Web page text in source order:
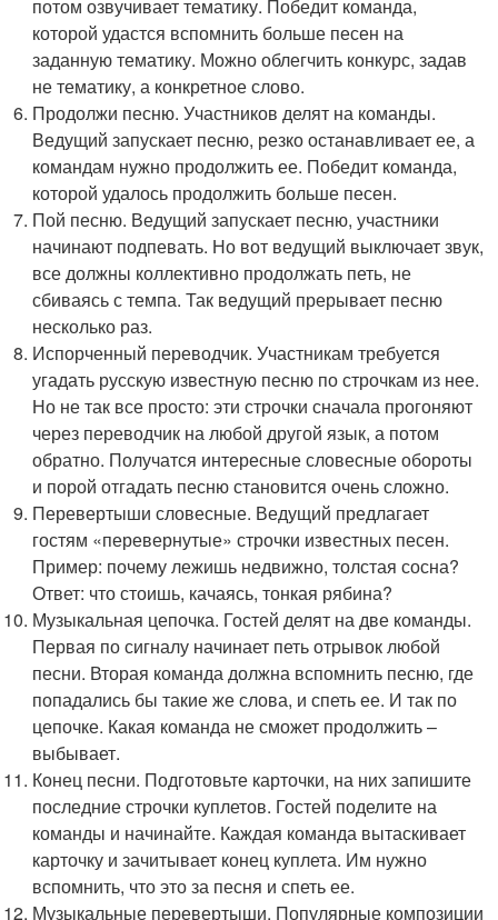
потом озвучивает тематику. Победит команда,
которой удастся вспомнить больше песен на
заданную тематику. Можно облегчить конкурс, задав
не тематику, а конкретное слово.
Продолжи песню. Участников делят на команды.
Ведущий запускает песню, резко останавливает ее, а
командам нужно продолжить ее. Победит команда,
которой удалось продолжить больше песен.
Пой песню. Ведущий запускает песню, участники
начинают подпевать. Но вот ведущий выключает звук,
все должны коллективно продолжать петь, не
сбиваясь с темпа. Так ведущий прерывает песню
несколько раз.
Испорченный переводчик. Участникам требуется
угадать русскую известную песню по строчкам из нее.
Но не так все просто: эти строчки сначала прогоняют
через переводчик на любой другой язык, а потом
обратно. Получатся интересные словесные обороты
и порой отгадать песню становится очень сложно.
Перевертыши словесные. Ведущий предлагает
гостям «перевернутые» строчки известных песен.
Пример: почему лежишь недвижно, толстая сосна?
Ответ: что стоишь, качаясь, тонкая рябина?
Музыкальная цепочка. Гостей делят на две команды.
Первая по сигналу начинает петь отрывок любой
песни. Вторая команда должна вспомнить песню, где
попадались бы такие же слова, и спеть ее. И так по
цепочке. Какая команда не сможет продолжить –
выбывает.
Конец песни. Подготовьте карточки, на них запишите
последние строчки куплетов. Гостей поделите на
команды и начинайте. Каждая команда вытаскивает
карточку и зачитывает конец куплета. Им нужно
вспомнить, что это за песня и спеть ее.
Музыкальные перевертыши. Популярные композиции